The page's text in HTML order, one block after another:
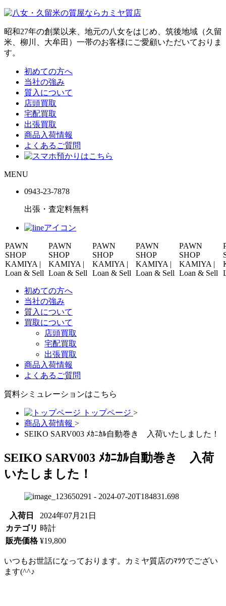
昭和27年の創業以来、地元の八女をはじめ、筑後地域（久留
米、柳川、大牟田）一帯のお客様にご愛顧いただいておりま
す。
初めての方へ
当社の強み
質入について
店頭買取
宅配買取
出張買取
商品入荷情報
よくあるご質問
MENU
0943-23-7878
出張・査定料無料
|
& Sell
PAWN
SHOP
KAMIYA |
Loan & Sell
PAWN
SHOP
KAMIYA |
Loan & Sell
PAWN
SHOP
KAMIYA |
Loan & Sell
PAWN
SHOP
KAMIYA |
Loan & Sell
初めての方へ
当社の強み
質入について
買取について
店頭買取
宅配買取
出張買取
商品入荷情報
よくあるご質問
質料シミュレーションはこちら
トップページ >
商品入荷情報 >
SEIKO SARV003 ﾒｶﾆｶﾙ自動巻き 入荷いたしました！
SEIKO SARV003 ﾒｶﾆｶﾙ自動巻き 入荷
いたしました！
入荷日
2024年07月21日
カテゴリ 時計
販売価格 ¥19,800
いつもお世話になっております。カミヤ質店のﾏﾂｳでござい
ます(^^♪